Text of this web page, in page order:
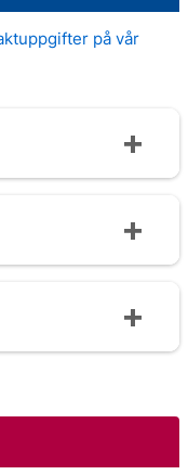
på vår